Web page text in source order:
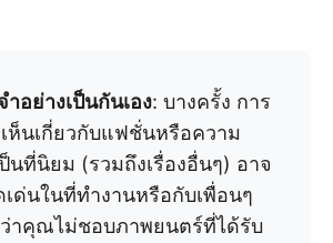
อย่างเป็นกันเอง: บางครั้ง การ
ห็นเกี่ยวกับแฟชั่นหรือความ
นที่นิยม (รวมถึงเรื่องอื่นๆ) อาจ
ด่นในที่ทำงานหรือกับเพื่อนๆ
าคุณไม่ชอบภาพยนตร์ที่ได้รับ